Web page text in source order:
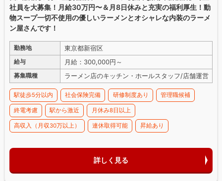
社員を大募集！月給30万円〜＆月8日休みと充実の福利厚生！動
物スープ一切不使用の優しいラーメンとオシャレな内装のラーメ
ン屋さんです！
勤務地 東京都新宿区
給与 月給：300,000円～
募集職種 ラーメン店のキッチン・ホールスタッフ/店舗運営
駅徒歩5分以内 社会保険完備 研修制度あり 管理職候補
終電考慮 駅から激近 月休み8日以上
高収入（月収30万以上） 連休取得可能 昇給あり
詳しく見る